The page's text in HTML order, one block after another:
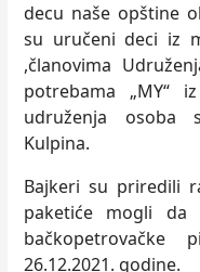
decu naše opštine
su uručeni deci iz
,članovima
potrebama „MY“
udruženja osoba
Kulpina.
Bajkeri su priredili
paketiće mogli da
bačkopetrovačke
26.12.2021. godine.